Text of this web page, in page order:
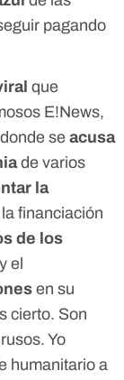
pagando
que
E!News,
se acusa
de varios
la
financiación
de los
el
en su
cierto. Son
Yo
humanitario a